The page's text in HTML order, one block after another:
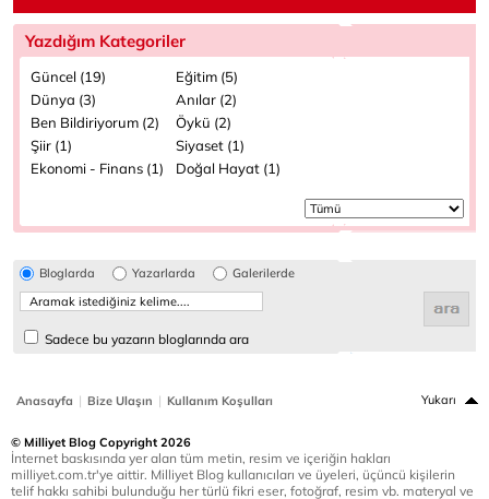
Yazdığım Kategoriler
Güncel (19)
Eğitim (5)
Dünya (3)
Anılar (2)
Ben Bildiriyorum (2)
Öykü (2)
Şiir (1)
Siyaset (1)
Ekonomi - Finans (1)
Doğal Hayat (1)
Bloglarda Yazarlarda Galerilerde
Sadece bu yazarın bloglarında ara
Anasayfa | Bize Ulaşın | Kullanım Koşulları Yukarı
© Milliyet Blog Copyright 2026
İnternet baskısında yer alan tüm metin, resim ve içeriğin hakları
milliyet.com.tr'ye aittir. Milliyet Blog kullanıcıları ve üyeleri, üçüncü kişilerin
telif hakkı sahibi bulunduğu her türlü fikri eser, fotoğraf, resim vb. materyal ve